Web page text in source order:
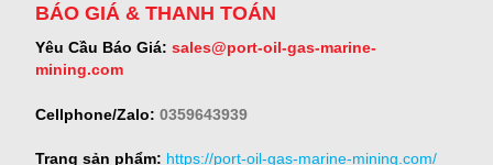
BÁO GIÁ & THANH TOÁN
Yêu Cầu Báo Giá: sales@port-oil-gas-marine-
mining.com
Cellphone/Zalo: 0359643939
Trang sản phẩm: https://port-oil-gas-marine-mining.com/